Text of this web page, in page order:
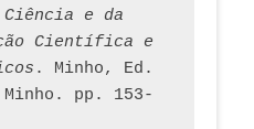
e da
Científica e
. Minho, Ed.
pp. 153-